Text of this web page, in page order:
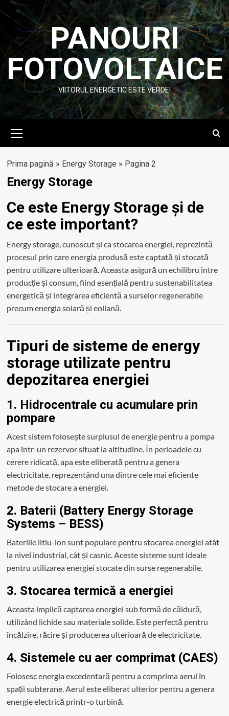
Skip
to
content
PANOURI
FOTOVOLTAICE
VIITORUL ENERGETIC ESTE VERDE!
Menu
Prima pagină » Energy Storage » Pagina 2
Energy Storage
Ce este Energy Storage și de
ce este important?
Energy storage, cunoscut și ca stocarea energiei, reprezintă
procesul prin care energia produsă este captată și stocată
pentru utilizare ulterioară. Aceasta asigură un echilibru între
producție și consum, fiind esențială pentru sustenabilitatea
energetică și integrarea eficientă a surselor regenerabile
precum energia solară și eoliană.
Tipuri de sisteme de energy
storage utilizate pentru
depozitarea energiei
1. Hidrocentrale cu acumulare prin
pompare
Acest sistem folosește surplusul de energie pentru a pompa
apa într-un rezervor situat la altitudine. În perioadele cu
cerere ridicată, apa este eliberată pentru a genera
electricitate, reprezentând una dintre cele mai eficiente
metode de stocare a energiei.
2. Baterii (Battery Energy Storage
Systems – BESS)
Bateriile litiu-ion sunt populare pentru stocarea energiei atât
la nivel industrial, cât și casnic. Aceste sisteme sunt ideale
pentru utilizarea energiei stocate din surse regenerabile.
3. Stocarea termică a energiei
Aceasta implică captarea energiei sub formă de căldură,
utilizând lichide sau materiale solide. Este perfectă pentru
încălzire, răcire și producerea ulterioară de electricitate.
4. Sistemele cu aer comprimat (CAES)
Folosesc energia excedentară pentru a comprima aerul în
spații subterane. Aerul este eliberat ulterior pentru a genera
energie electrică printr-o turbină.